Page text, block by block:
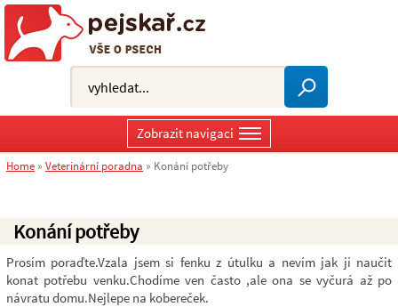
Konání potřeby
Prosím poraďte.Vzala jsem si fenku z útulku a nevím jak jí naučit
konat potřebu venku.Chodíme ven často ,ale ona se vyčurá až po
návratu domu.Nejlepe na kobereček.
Zobrazit navigaci
Home » Veterinární poradna » Konání potřeby